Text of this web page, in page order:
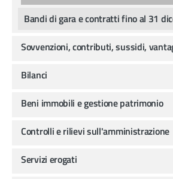
Bandi di gara e contratti fino al 31
Sovvenzioni, contributi, sussidi,
Bilanci
Beni immobili e gestione patrimonio
Controlli e rilievi sull'amministrazione
Servizi erogati